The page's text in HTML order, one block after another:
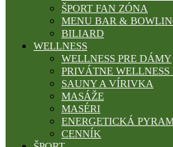
ŠPORT FAN ZÓNA
MENU BAR &
BILIARD
WELLNESS
WELLNESS PRE DÁMY
PRIVÁTNE WELLNESS
SAUNY A VÍRIVKA
MASÁŽE
MASÉRI
ENERGETICKÁ
CENNÍK